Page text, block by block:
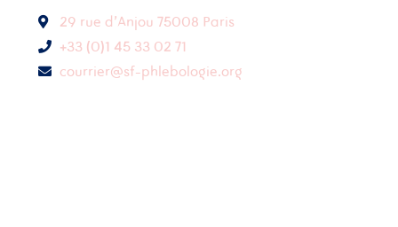
29 rue d'Anjou 75008 Paris
+33 (0)1 45 33 02 71
courrier@sf-phlebologie.org